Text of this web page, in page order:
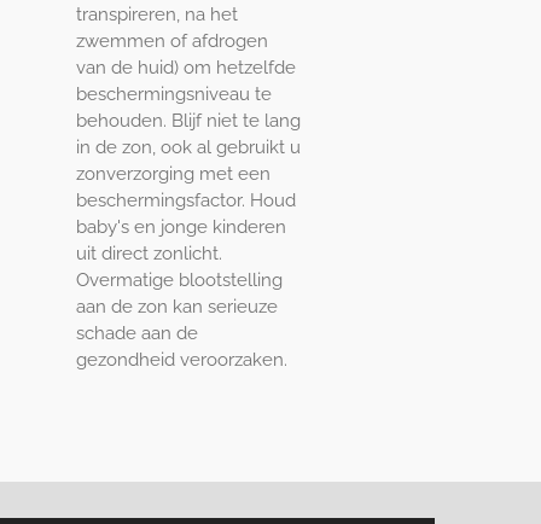
transpireren, na het
zwemmen of afdrogen
van de huid) om hetzelfde
beschermingsniveau te
behouden. Blijf niet te lang
in de zon, ook al gebruikt u
zonverzorging met een
beschermingsfactor. Houd
baby's en jonge kinderen
uit direct zonlicht.
Overmatige blootstelling
aan de zon kan serieuze
schade aan de
gezondheid veroorzaken.